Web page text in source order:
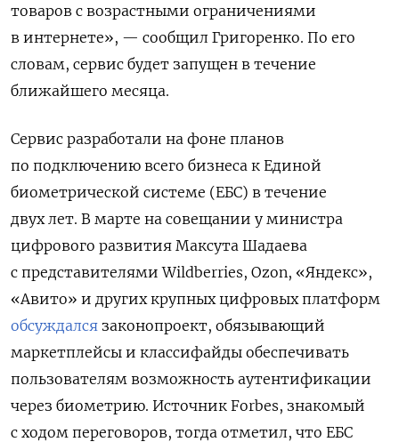
товаров с возрастными ограничениями
в интернете», — сообщил Григоренко. По его
словам, сервис будет запущен в течение
ближайшего месяца.
Сервис разработали на фоне планов
по подключению всего бизнеса к Единой
биометрической системе (ЕБС) в течение
двух лет. В марте на совещании у министра
цифрового развития Максута Шадаева
с представителями Wildberries, Ozon, «Яндекс»,
«Авито» и других крупных цифровых платформ
обсуждался законопроект, обязывающий
маркетплейсы и классифайды обеспечивать
пользователям возможность аутентификации
через биометрию. Источник Forbes, знакомый
с ходом переговоров, тогда отметил, что ЕБС